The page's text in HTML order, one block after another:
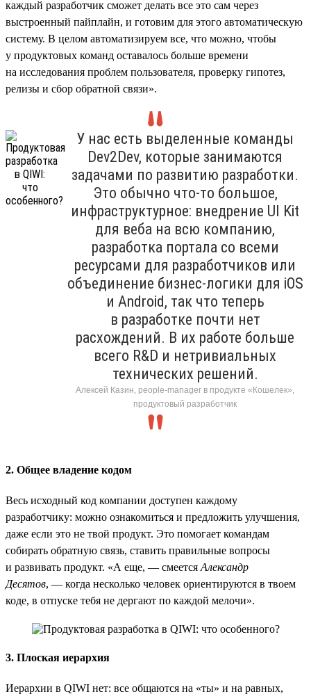
каждый разработчик сможет делать все это сам через
выстроенный пайплайн, и готовим для этого автоматическую
систему. В целом автоматизируем все, что можно, чтобы
у продуктовых команд оставалось больше времени
на исследования проблем пользователя, проверку гипотез,
релизы и сбор обратной связи».
У нас есть выделенные команды
Dev2Dev, которые занимаются
задачами по развитию разработки.
Это обычно что-то большое,
инфраструктурное: внедрение UI Kit
для веба на всю компанию,
разработка портала со всеми
ресурсами для разработчиков или
объединение бизнес-логики для iOS
и Android, так что теперь
в разработке почти нет
расхождений. В их работе больше
всего R&D и нетривиальных
технических решений.
Алексей Казин, people-manager в продукте «Кошелек»,
продуктовый разработчик
2. Общее владение кодом
Весь исходный код компании доступен каждому
разработчику: можно ознакомиться и предложить улучшения,
даже если это не твой продукт. Это помогает командам
собирать обратную связь, ставить правильные вопросы
и развивать продукт. «А еще, — смеется Александр
Десятов, — когда несколько человек ориентируются в твоем
коде, в отпуске тебя не дергают по каждой мелочи».
3. Плоская иерархия
Иерархии в QIWI нет: все общаются на «ты» и на равных,